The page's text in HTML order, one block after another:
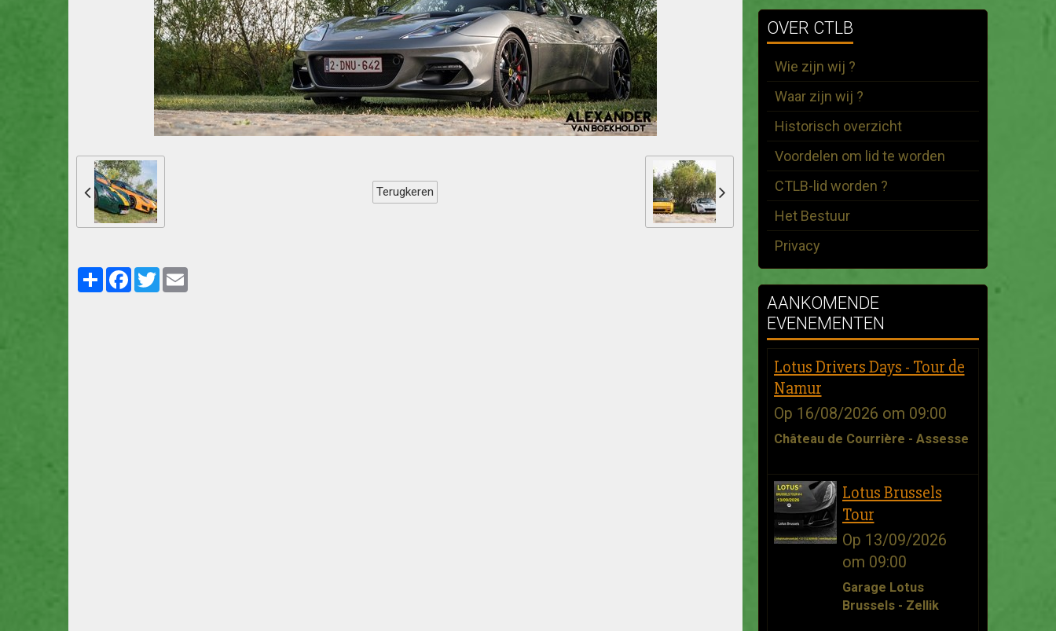
Terugkeren
PartagerFacebook
Twitter
OVER CTLB
Wie zijn wij ?
Waar zijn wij ?
Historisch overzicht
Voordelen om lid te worden
CTLB-lid worden ?
Het Bestuur
Privacy
AANKOMENDE
EVENEMENTEN
Lotus Drivers Days - Tour de
Namur
Op 16/08/2026 om 09:00
Château de Courrière - Assesse
Lotus Brussels
Tour
Op 13/09/2026
om 09:00
Garage Lotus
Brussels - Zellik